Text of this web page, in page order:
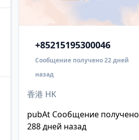
+85215195300046
Сообщение получено 22 дней
назад
香港 HK
pubAt Сообщение получено
288 дней назад